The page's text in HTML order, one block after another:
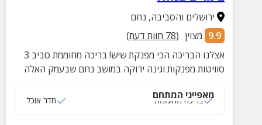
ירושלים והסביבה, נחם
9.9 מצוין (
78 חוות דעת)
אצלנו הבריכה הכי מפנקת שיש! בריכה מחוממת סביב 3
סוויטות מפנקות וגינה ירוקה במושב נחם שבעמק האלה
מאפייני המתחם
בריכה מחוממת חדר אוכל